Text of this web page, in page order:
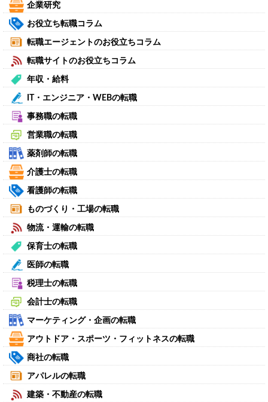
企業研究
お役立ち転職コラム
転職エージェントのお役立ちコラム
転職サイトのお役立ちコラム
年収・給料
IT・エンジニア・WEBの転職
事務職の転職
営業職の転職
薬剤師の転職
介護士の転職
看護師の転職
ものづくり・工場の転職
物流・運輸の転職
保育士の転職
医師の転職
税理士の転職
会計士の転職
マーケティング・企画の転職
アウトドア・スポーツ・フィットネスの転職
商社の転職
アパレルの転職
建築・不動産の転職